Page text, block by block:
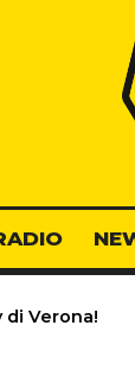
di Verona!